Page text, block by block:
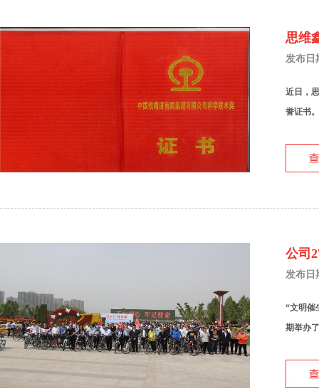
思维
发布日
近日，
誉证书
公司
发布日
“文明催
期举办